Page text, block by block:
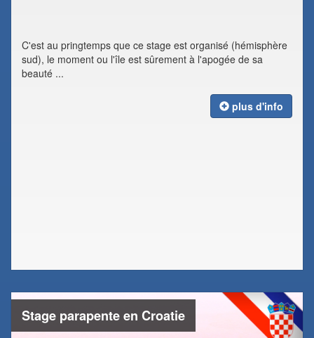
C'est au pringtemps que ce stage est organisé (hémisphère
sud), le moment ou l'île est sûrement à l'apogée de sa
beauté ...
plus d'info
Stage parapente en Croatie